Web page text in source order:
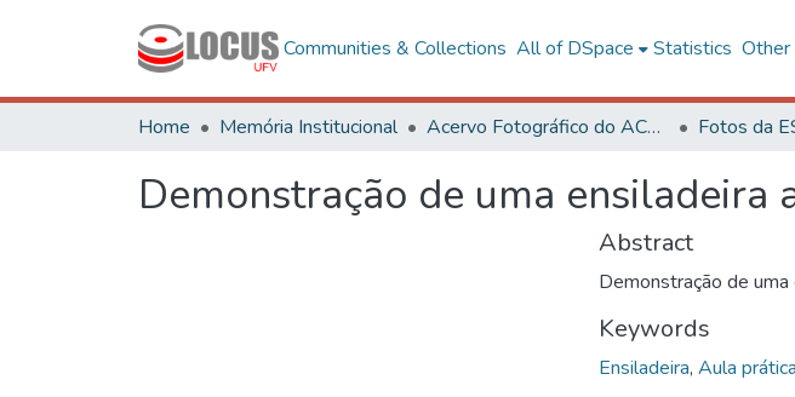
Communities & Collections All of DSpace Statistics Other
Home Memória Institucional Acervo Fotográfico do ACH-UFV Fotos da
Demonstração de uma ensiladeira
Abstract
Demonstração de
Keywords
Ensiladeira, Aula prática